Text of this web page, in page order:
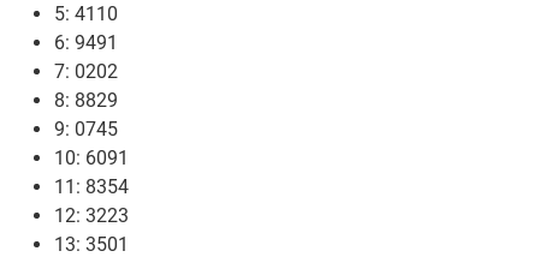
5: 4110
6: 9491
7: 0202
8: 8829
9: 0745
10: 6091
11: 8354
12: 3223
13: 3501